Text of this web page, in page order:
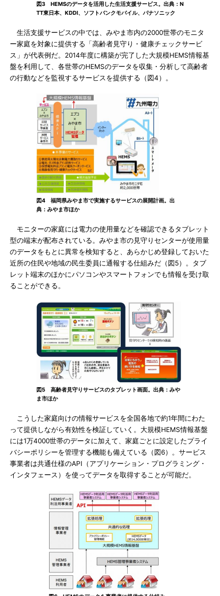
図3 HEMSのデータを活用した生活支援サービス。出典：N
TT東日本、KDDI、ソフトバンクモバイル、パナソニック
生活支援サービスの中では、みやま市内の2000世帯のモニタ
ー家庭を対象に提供する「高齢者見守り・健康チェックサービ
ス」が代表例だ。2014年度に構築が完了した大規模HEMS情報基
盤を利用して、各世帯のHEMSのデータを収集・分析して高齢者
の行動などを監視するサービスを提供する（図4）。
図4 福岡県みやま市で実施するサービスの展開計画。出
典：みやま市ほか
モニターの家庭には電力の使用量などを確認できるタブレット
型の端末が配布されている。みやま市の見守りセンターが使用量
のデータをもとに異常を検知すると、あらかじめ登録しておいた
近所の住民や地域の民生委員に通報する仕組みだ（図5）。タブ
レット端末のほかにパソコンやスマートフォンでも情報を受け取
ることができる。
図5 高齢者見守りサービスのタブレット画面。出典：みや
ま市ほか
こうした家庭向けの情報サービスを全国各地で約1年間にわた
って提供しながら有効性を検証していく。大規模HEMS情報基盤
には1万4000世帯のデータに加えて、家庭ごとに設定したプライ
バシーポリシーを管理する機能も備えている（図6）。サービス
事業者は共通仕様のAPI（アプリケーション・プログラミング・
インタフェース）を使ってデータを取得することが可能だ。